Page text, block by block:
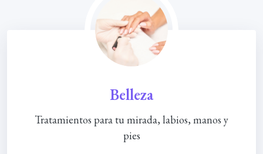
Belleza
Tratamientos para tu mirada, labios, manos y
pies